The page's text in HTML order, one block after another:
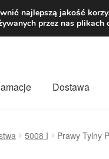
zł
Dostawa
5008 I Prawy Tylny
najlepszą jakość
przez nas plikach